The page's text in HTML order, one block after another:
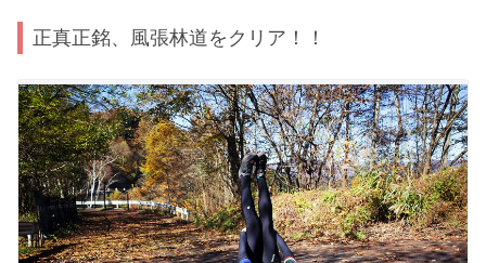
正真正銘、風張林道をクリア！！